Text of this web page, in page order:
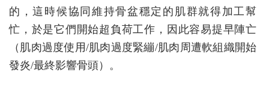
的，這時候協同維持骨盆穩定的肌群就得加工幫
忙，於是它們開始超負荷工作，因此容易提早陣亡
（肌肉過度使用/肌肉過度緊繃/肌肉周遭軟組織開始
發炎/最終影響骨頭）。